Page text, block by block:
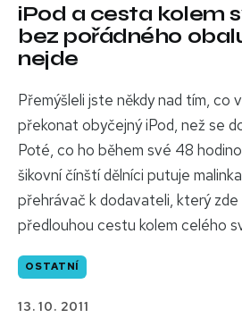
iPod a cesta kolem
bez pořádného
nejde
Přemýšleli jste někdy nad tím, co
překonat obyčejný iPod, než se
Poté, co ho během své 48
šikovní čínští dělníci putuje
přehrávač k dodavateli, který
předlouhou cestu kolem celého
OSTATNÍ
13. 10. 2011